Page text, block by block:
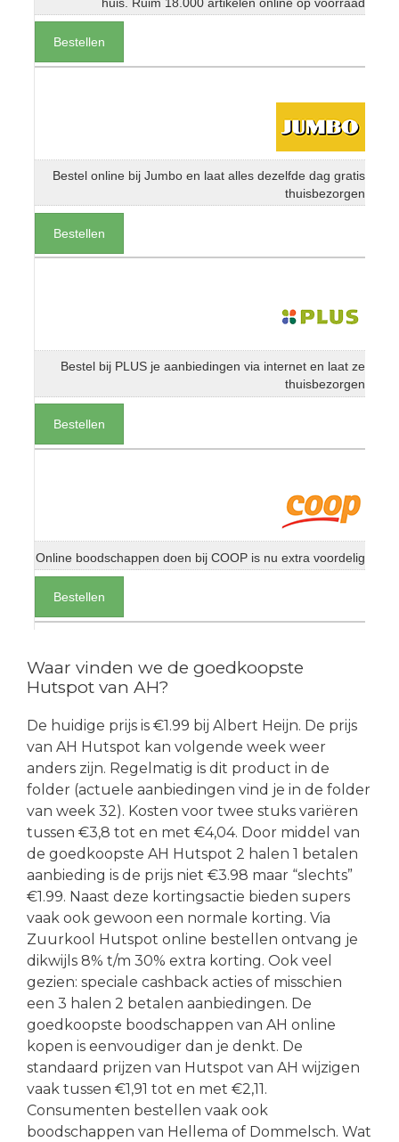
Bestellen
Bestel online bij Jumbo en laat alles dezelfde dag gratis
thuisbezorgen
Bestellen
Bestel bij PLUS je aanbiedingen via internet en laat ze
thuisbezorgen
Bestellen
Online boodschappen doen bij COOP is nu extra voordelig
Bestellen
Waar vinden we de goedkoopste
Hutspot van AH?
De huidige prijs is €1.99 bij Albert Heijn. De prijs
van AH Hutspot kan volgende week weer
anders zijn. Regelmatig is dit product in de
folder (actuele aanbiedingen vind je in de folder
van week 32). Kosten voor twee stuks variëren
tussen €3,8 tot en met €4,04. Door middel van
de goedkoopste AH Hutspot 2 halen 1 betalen
aanbieding is de prijs niet €3.98 maar “slechts”
€1.99. Naast deze kortingsactie bieden supers
vaak ook gewoon een normale korting. Via
Zuurkool Hutspot online bestellen ontvang je
dikwijls 8% t/m 30% extra korting. Ook veel
gezien: speciale cashback acties of misschien
een 3 halen 2 betalen aanbiedingen. De
goedkoopste boodschappen van AH online
kopen is eenvoudiger dan je denkt. De
standaard prijzen van Hutspot van AH wijzigen
vaak tussen €1,91 tot en met €2,11.
Consumenten bestellen vaak ook
boodschappen van Hellema of Dommelsch. Wat